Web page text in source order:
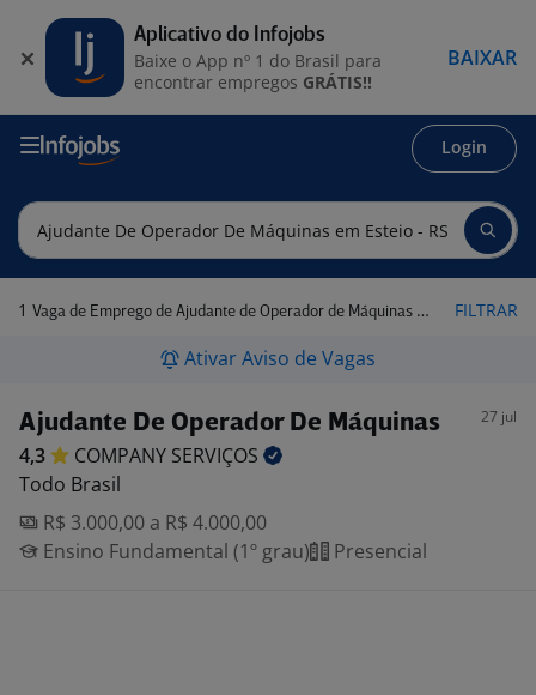
Login
1 Vaga de Emprego de Ajudante de Operador de Máquinas em Esteio - RS FILTRAR
Ativar Aviso de Vagas
Ajudante De Operador De Máquinas 27 jul
4,3 COMPANY SERVIÇOS
Todo Brasil
R$ 3.000,00 a R$ 4.000,00
Ensino Fundamental (1º grau)
Presencial
Aplicativo do Infojobs
Baixe o App nº 1 do Brasil para
encontrar empregos GRÁTIS!!
BAIXAR